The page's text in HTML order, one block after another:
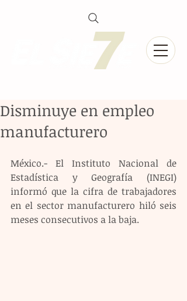
Disminuye en empleo
manufacturero
México.- El Instituto Nacional de
Estadística y Geografía (INEGI)
informó que la cifra de trabajadores
en el sector manufacturero hiló seis
meses consecutivos a la baja.